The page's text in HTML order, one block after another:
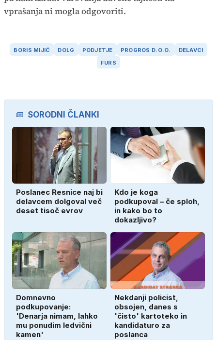
vprašanja ni mogla odgovoriti.
BORIS MIJIĆ DOLG PODJETJE PROGROS D.O.O.
DELAVCI
FURS
SORODNI ČLANKI
Poslanec Resnice naj bi
delavcem dolgoval več
deset tisoč evrov
Kdo je koga
podkupoval – če sploh,
in kako bo to
dokazljivo?
Domnevno
podkupovanje:
'Denarja nimam, lahko
mu ponudim ledvični
kamen'
Nekdanji policist,
obsojen, danes s
'čisto' kartoteko in
kandidaturo za
poslanca